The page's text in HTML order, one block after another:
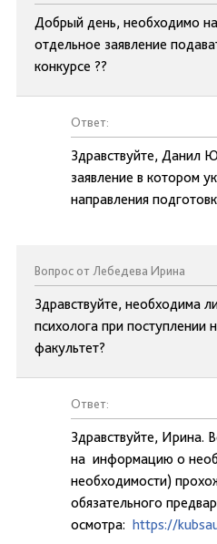
Добрый день, необходимо
отдельное заявление
конкурсе ??
Ответ:
Здравствуйте, Данил
заявление в котором
направления
Вопрос от Лебедева Ирина
Здравствуйте, необходима
психолога при поступлении
факультет?
Ответ:
Здравствуйте, Ирина.
на информацию о
необходимости)
обязательного
осмотра: https://